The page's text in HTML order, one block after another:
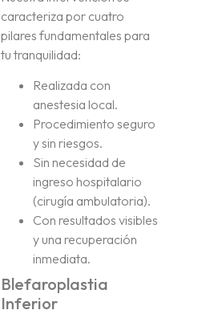
caracteriza por cuatro
pilares fundamentales para
tu tranquilidad:
Realizada con
anestesia local.
Procedimiento seguro
y sin riesgos.
Sin necesidad de
ingreso hospitalario
(cirugía ambulatoria).
Con resultados visibles
y una recuperación
inmediata.
Blefaroplastia
Inferior